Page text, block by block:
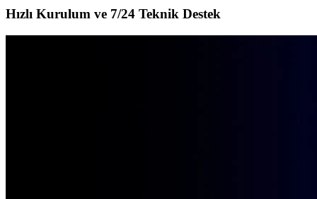
Hızlı Kurulum ve 7/24 Teknik Destek